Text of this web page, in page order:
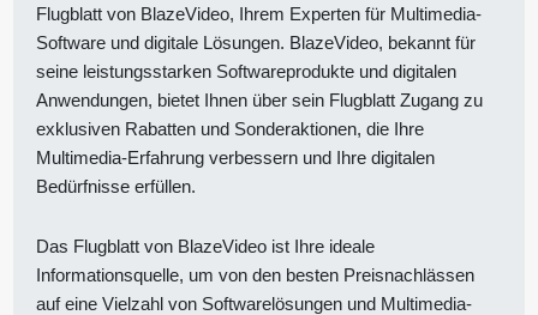
Flugblatt von BlazeVideo, Ihrem Experten für Multimedia-
Software und digitale Lösungen. BlazeVideo, bekannt für
seine leistungsstarken Softwareprodukte und digitalen
Anwendungen, bietet Ihnen über sein Flugblatt Zugang zu
exklusiven Rabatten und Sonderaktionen, die Ihre
Multimedia-Erfahrung verbessern und Ihre digitalen
Bedürfnisse erfüllen.
Das Flugblatt von BlazeVideo ist Ihre ideale
Informationsquelle, um von den besten Preisnachlässen
auf eine Vielzahl von Softwarelösungen und Multimedia-